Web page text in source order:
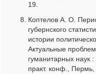
19.
Коптелов А. О.
губернского
истории
Актуальные
гуманитарных наук
практ. конф.,